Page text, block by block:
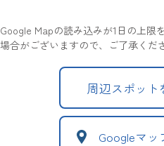
Google Mapの読み込みが1日の上限
場合がございますので、ご了承くだ
周辺スポット
Googleマッ